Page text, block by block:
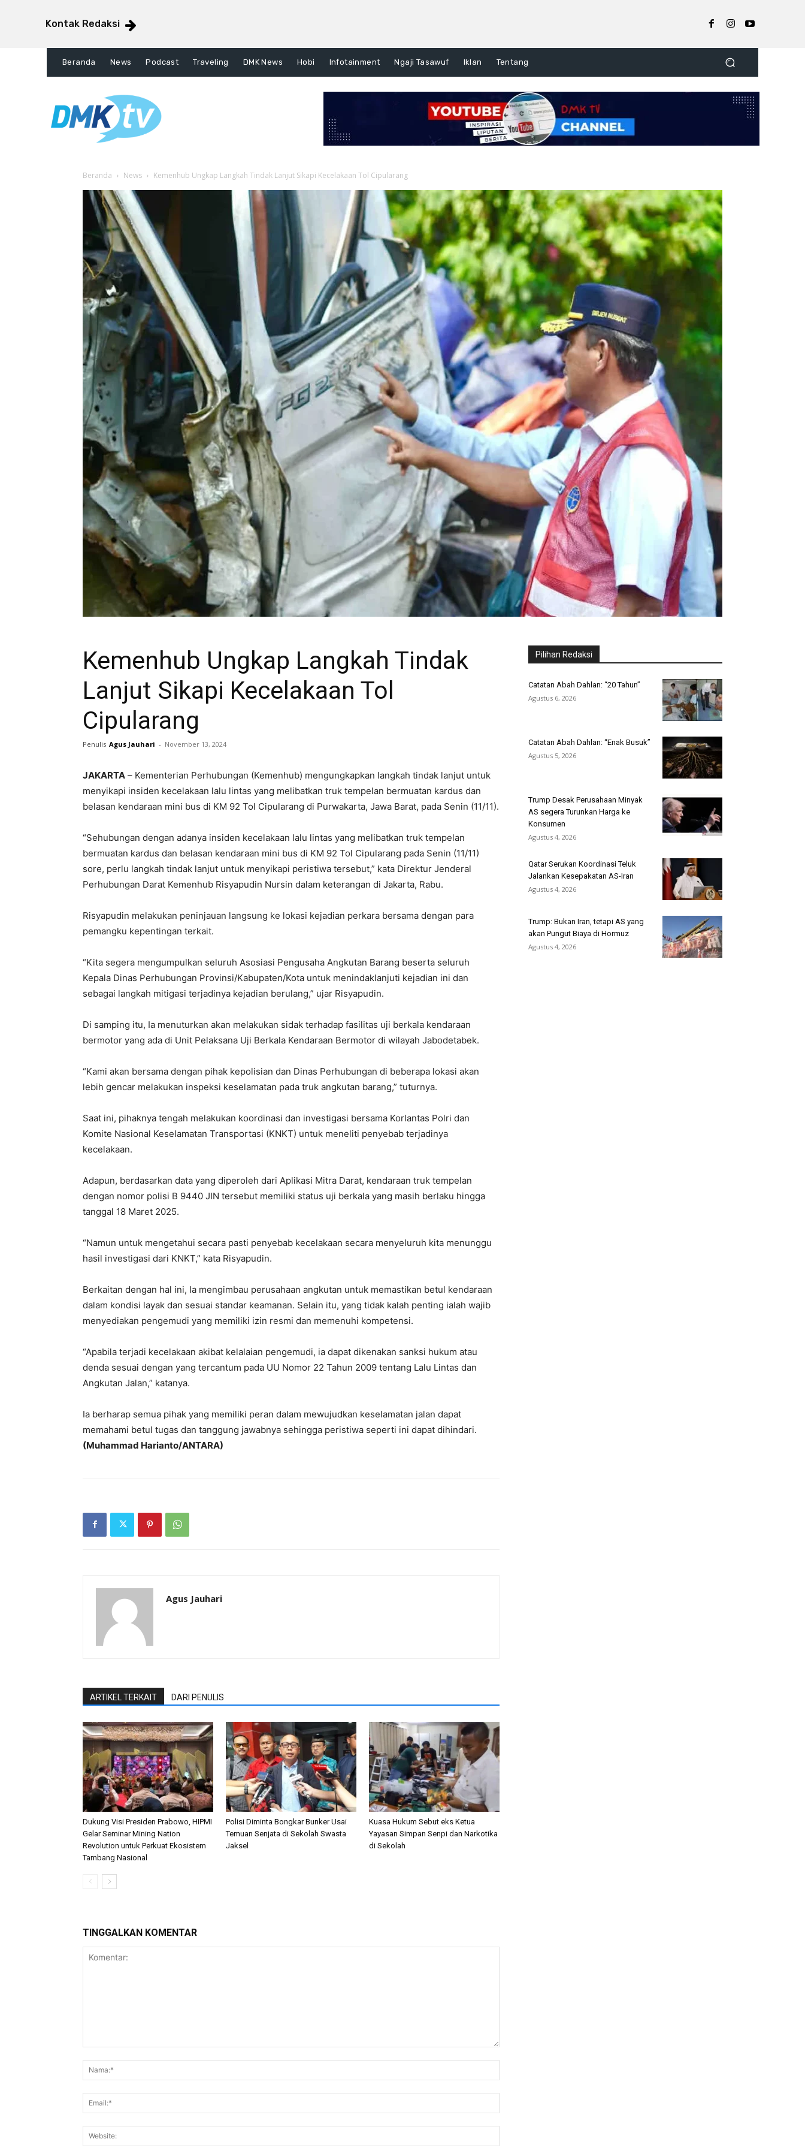
Kontak Redaksi
Beranda News Podcast Traveling DMK News Hobi Infotainment Ngaji Tasawuf Iklan Tentang
Beranda News Kemenhub Ungkap Langkah Tindak Lanjut Sikapi Kecelakaan Tol Cipularang
Kemenhub Ungkap Langkah Tindak
Lanjut Sikapi Kecelakaan Tol
Cipularang
Penulis Agus Jauhari - November 13, 2024
JAKARTA – Kementerian Perhubungan (Kemenhub) mengungkapkan langkah tindak lanjut untuk
menyikapi insiden kecelakaan lalu lintas yang melibatkan truk tempelan bermuatan kardus dan
belasan kendaraan mini bus di KM 92 Tol Cipularang di Purwakarta, Jawa Barat, pada Senin (11/11).
“Sehubungan dengan adanya insiden kecelakaan lalu lintas yang melibatkan truk tempelan
bermuatan kardus dan belasan kendaraan mini bus di KM 92 Tol Cipularang pada Senin (11/11)
sore, perlu langkah tindak lanjut untuk menyikapi peristiwa tersebut,” kata Direktur Jenderal
Perhubungan Darat Kemenhub Risyapudin Nursin dalam keterangan di Jakarta, Rabu.
Risyapudin melakukan peninjauan langsung ke lokasi kejadian perkara bersama dengan para
pemangku kepentingan terkait.
“Kita segera mengumpulkan seluruh Asosiasi Pengusaha Angkutan Barang beserta seluruh
Kepala Dinas Perhubungan Provinsi/Kabupaten/Kota untuk menindaklanjuti kejadian ini dan
sebagai langkah mitigasi terjadinya kejadian berulang,” ujar Risyapudin.
Di samping itu, Ia menuturkan akan melakukan sidak terhadap fasilitas uji berkala kendaraan
bermotor yang ada di Unit Pelaksana Uji Berkala Kendaraan Bermotor di wilayah Jabodetabek.
“Kami akan bersama dengan pihak kepolisian dan Dinas Perhubungan di beberapa lokasi akan
lebih gencar melakukan inspeksi keselamatan pada truk angkutan barang,” tuturnya.
Saat ini, pihaknya tengah melakukan koordinasi dan investigasi bersama Korlantas Polri dan
Komite Nasional Keselamatan Transportasi (KNKT) untuk meneliti penyebab terjadinya
kecelakaan.
Adapun, berdasarkan data yang diperoleh dari Aplikasi Mitra Darat, kendaraan truk tempelan
dengan nomor polisi B 9440 JIN tersebut memiliki status uji berkala yang masih berlaku hingga
tanggal 18 Maret 2025.
“Namun untuk mengetahui secara pasti penyebab kecelakaan secara menyeluruh kita menunggu
hasil investigasi dari KNKT,” kata Risyapudin.
Berkaitan dengan hal ini, Ia mengimbau perusahaan angkutan untuk memastikan betul kendaraan
dalam kondisi layak dan sesuai standar keamanan. Selain itu, yang tidak kalah penting ialah wajib
menyediakan pengemudi yang memiliki izin resmi dan memenuhi kompetensi.
“Apabila terjadi kecelakaan akibat kelalaian pengemudi, ia dapat dikenakan sanksi hukum atau
denda sesuai dengan yang tercantum pada UU Nomor 22 Tahun 2009 tentang Lalu Lintas dan
Angkutan Jalan,” katanya.
Ia berharap semua pihak yang memiliki peran dalam mewujudkan keselamatan jalan dapat
memahami betul tugas dan tanggung jawabnya sehingga peristiwa seperti ini dapat dihindari.
(Muhammad Harianto/ANTARA)
Agus Jauhari
ARTIKEL TERKAIT DARI PENULIS
Dukung Visi Presiden Prabowo, HIPMI
Gelar Seminar Mining Nation
Revolution untuk Perkuat Ekosistem
Tambang Nasional
Polisi Diminta Bongkar Bunker Usai
Temuan Senjata di Sekolah Swasta
Jaksel
Kuasa Hukum Sebut eks Ketua
Yayasan Simpan Senpi dan Narkotika
di Sekolah
TINGGALKAN KOMENTAR
Pilihan Redaksi
Catatan Abah Dahlan: “20 Tahun”
Agustus 6, 2026
Catatan Abah Dahlan: “Enak Busuk”
Agustus 5, 2026
Trump Desak Perusahaan Minyak
AS segera Turunkan Harga ke
Konsumen
Agustus 4, 2026
Qatar Serukan Koordinasi Teluk
Jalankan Kesepakatan AS-Iran
Agustus 4, 2026
Trump: Bukan Iran, tetapi AS yang
akan Pungut Biaya di Hormuz
Agustus 4, 2026